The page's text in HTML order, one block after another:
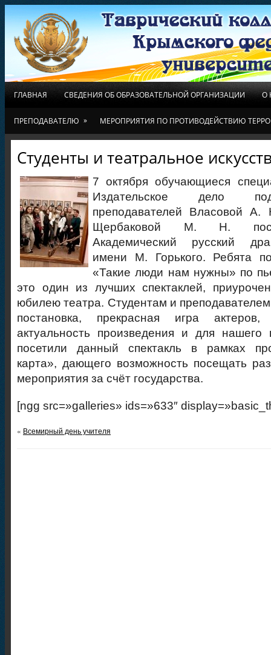
ГЛАВНАЯ СВЕДЕНИЯ ОБ ОБРАЗОВАТЕЛЬНОЙ ОРГАНИЗАЦИИ О
ПРЕПОДАВАТЕЛЮ » МЕРОПРИЯТИЯ ПО ПРОТИВОДЕЙСТВИЮ
Студенты и театральное
7 октября обучающиеся
Издательское дело
преподавателей Власовой
Щербаковой М. Н.
Академический русский
имени М. Горького. Ребята
«Такие люди нам нужны» по
это один из лучших спектаклей,
юбилею театра. Студентам и
постановка, прекрасная игра
актуальность произведения и для нашего
посетили данный спектакль в рамках
карта», дающего возможность посещать
мероприятия за счёт государства.
[ngg src=»galleries» ids=»633″
« Всемирный день учителя